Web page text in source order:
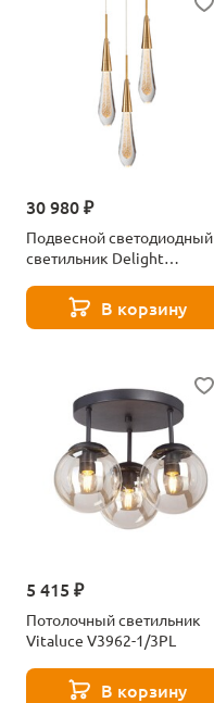
30 980 ₽
Подвесной светодиодный
светильник Delight
В корзину
5 415 ₽
Потолочный светильник
Vitaluce V3962-1/3PL
В корзину